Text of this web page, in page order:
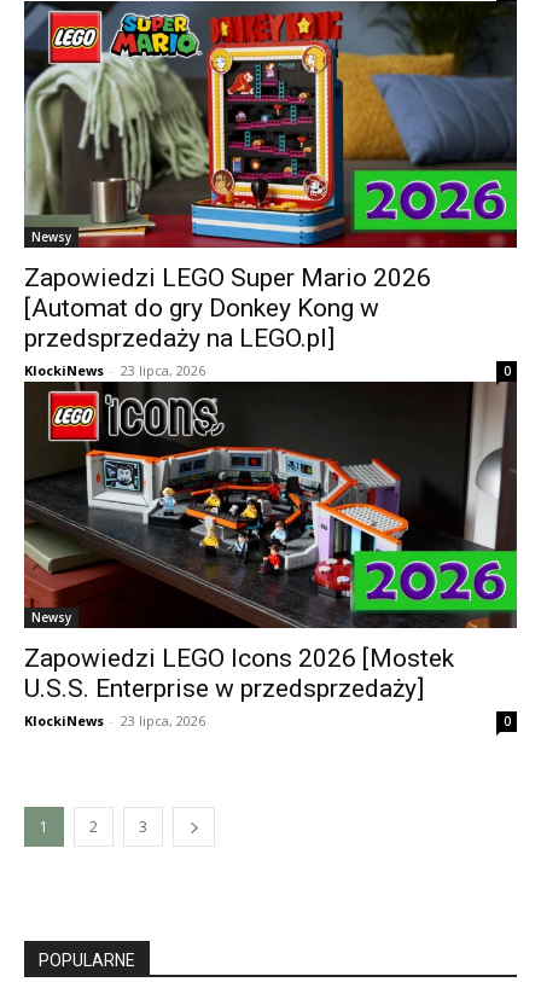
Newsy
Zapowiedzi LEGO Super Mario 2026
[Automat do gry Donkey Kong w
przedsprzedaży na LEGO.pl]
KlockiNews - 23 lipca, 2026 0
Newsy
Zapowiedzi LEGO Icons 2026 [Mostek
U.S.S. Enterprise w przedsprzedaży]
KlockiNews - 23 lipca, 2026 0
1 2 3
POPULARNE